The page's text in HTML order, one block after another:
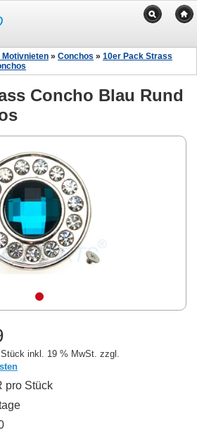
Motivnieten » Conchos » 10er Pack Strass
Concho Blau Rund
inkl. 19 % MwSt. zzgl.
pro Stück